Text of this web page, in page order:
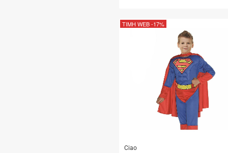
Ciao
ΤΙΜΗ WEB-17%